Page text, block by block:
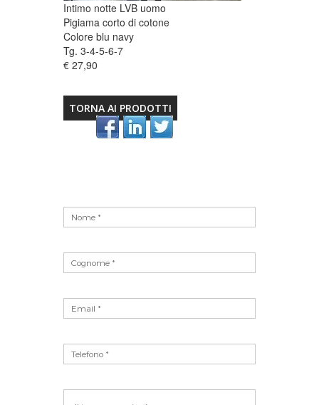
Intimo notte LVB uomo
Pigiama corto di cotone
Colore blu navy
Tg. 3-4-5-6-7
€ 27,90
TORNA AI PRODOTTI